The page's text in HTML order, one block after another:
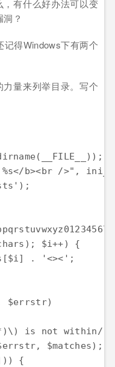
有什么好办法可以变
洞？
得Windows下有两个
量来列举目录。写个
b><br />",
$i++) {
. '<><';
$errstr)
is not within/';
$matches);
{